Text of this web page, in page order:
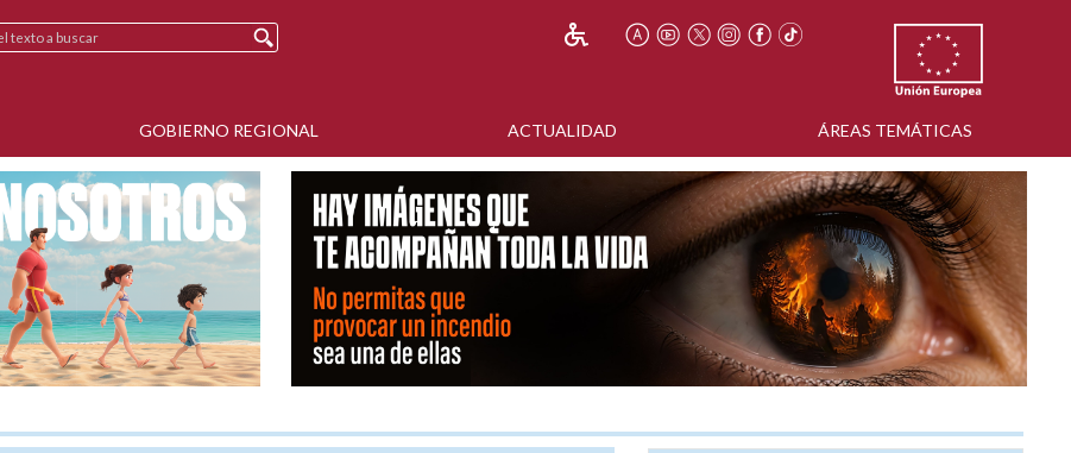
GOBIERNO REGIONAL ACTUALIDAD ÁREAS TEMÁTICAS